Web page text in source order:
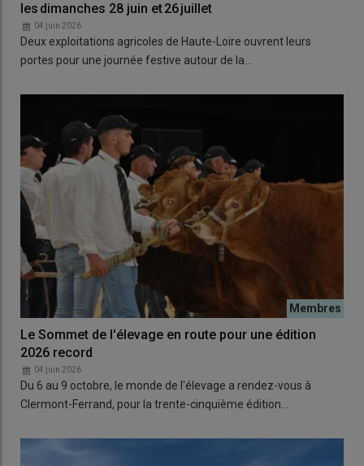
les dimanches 28 juin et 26 juillet
04 juin 2026
Deux exploitations agricoles de Haute-Loire ouvrent leurs
portes pour une journée festive autour de la…
Le Sommet de l'élevage en route pour une édition
2026 record
04 juin 2026
Du 6 au 9 octobre, le monde de l'élevage a rendez-vous à
Clermont-Ferrand, pour la trente-cinquième édition…